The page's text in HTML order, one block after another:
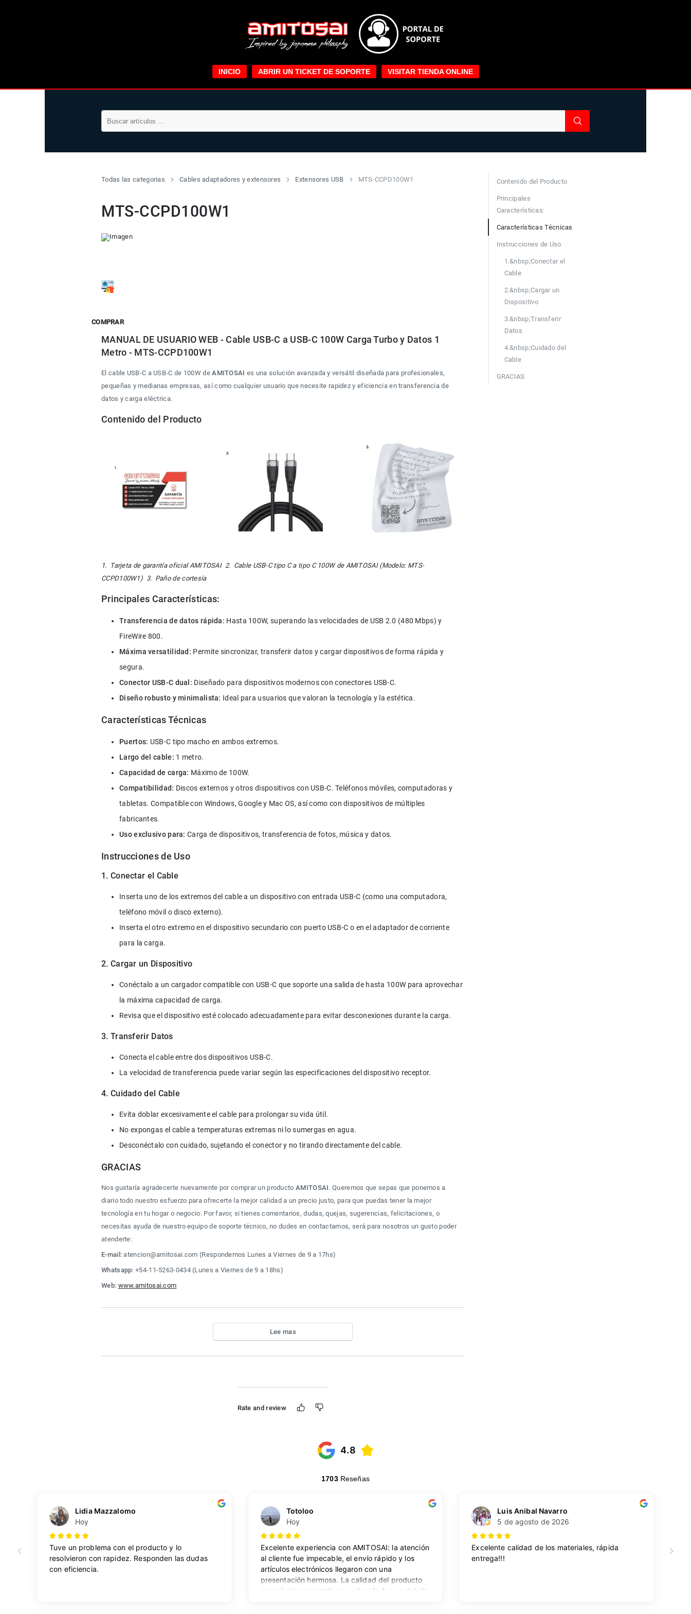
INICIO ABRIR UN TICKET DE SOPORTE VISITAR TIENDA ONLINE
Todas las categorias Cables adaptadores y extensores Extensores USB MTS-CCPD100W1
MTS-CCPD100W1
COMPRAR
MANUAL DE USUARIO WEB - Cable USB-C a USB-C 100W Carga Turbo y Datos 1
Metro - MTS-CCPD100W1
El cable USB-C a USB-C de 100W de AMITOSAI es una solución avanzada y versátil diseñada para profesionales,
pequeñas y medianas empresas, así como cualquier usuario que necesite rapidez y eficiencia en transferencia de
datos y carga eléctrica.
Contenido del Producto
1.  Tarjeta de garantía oficial AMITOSAI  2.  Cable USB-C tipo C a tipo C 100W de AMITOSAI (Modelo: MTS-
CCPD100W1)  3.  Paño de cortesía
Principales Características:
Transferencia de datos rápida: Hasta 100W, superando las velocidades de USB 2.0 (480 Mbps) y
FireWire 800.
Máxima versatilidad: Permite sincronizar, transferir datos y cargar dispositivos de forma rápida y
segura.
Conector USB-C dual: Diseñado para dispositivos modernos con conectores USB-C.
Diseño robusto y minimalista: Ideal para usuarios que valoran la tecnología y la estética.
Características Técnicas
Puertos: USB-C tipo macho en ambos extremos.
Largo del cable: 1 metro.
Capacidad de carga: Máximo de 100W.
Compatibilidad: Discos externos y otros dispositivos con USB-C. Teléfonos móviles, computadoras y
tabletas. Compatible con Windows, Google y Mac OS, así como con dispositivos de múltiples
fabricantes.
Uso exclusivo para: Carga de dispositivos, transferencia de fotos, música y datos.
Instrucciones de Uso
1. Conectar el Cable
Inserta uno de los extremos del cable a un dispositivo con entrada USB-C (como una computadora,
teléfono móvil o disco externo).
Inserta el otro extremo en el dispositivo secundario con puerto USB-C o en el adaptador de corriente
para la carga.
2. Cargar un Dispositivo
Conéctalo a un cargador compatible con USB-C que soporte una salida de hasta 100W para aprovechar
la máxima capacidad de carga.
Revisa que el dispositivo esté colocado adecuadamente para evitar desconexiones durante la carga.
3. Transferir Datos
Conecta el cable entre dos dispositivos USB-C.
La velocidad de transferencia puede variar según las especificaciones del dispositivo receptor.
4. Cuidado del Cable
Evita doblar excesivamente el cable para prolongar su vida útil.
No expongas el cable a temperaturas extremas ni lo sumergas en agua.
Desconéctalo con cuidado, sujetando el conector y no tirando directamente del cable.
GRACIAS
Nos gustaría agradecerte nuevamente por comprar un producto AMITOSAI. Queremos que sepas que ponemos a
diario todo nuestro esfuerzo para ofrecerte la mejor calidad a un precio justo, para que puedas tener la mejor
tecnología en tu hogar o negocio. Por favor, si tienes comentarios, dudas, quejas, sugerencias, felicitaciones, o
necesitas ayuda de nuestro equipo de soporte técnico, no dudes en contactarnos, será para nosotros un gusto poder
atenderte:
E-mail: atencion@amitosai.com (Respondemos Lunes a Viernes de 9 a 17hs)
Whatsapp: +54-11-5263-0434 (Lunes a Viernes de 9 a 18hs)
Web: www.amitosai.com
Lee mas
Rate and review
Contenido del Producto
Principales
Características:
Características Técnicas
Instrucciones de Uso
1.&nbsp;Conectar el
Cable
2.&nbsp;Cargar un
Dispositivo
3.&nbsp;Transferir
Datos
4.&nbsp;Cuidado del
Cable
GRACIAS